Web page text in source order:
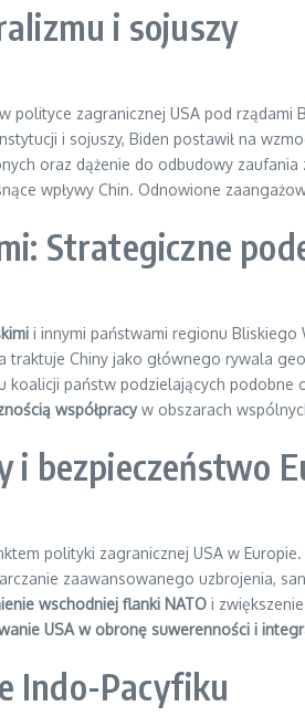
i sojuszy
polityce zagranicznej USA pod rządami
i sojuszy, Biden postawił na
oraz dążenie do odbudowy
wpływy Chin. Odnowione
Strategiczne
i innymi państwami regionu Bliskiego
traktuje Chiny jako głównego rywala
państw podzielających
współpracyw obszarach
i bezpieczeństwo
polityki zagranicznej USA w
zaawansowanego uzbrojenia,
wschodniej flanki NATO i
USA w obronę suwerenności i
Indo-Pacyfiku